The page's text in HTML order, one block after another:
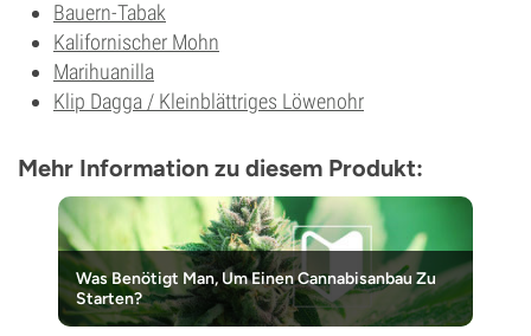
Bauern-Tabak
Kalifornischer Mohn
Marihuanilla
Klip Dagga / Kleinblättriges Löwenohr
Mehr Information zu diesem Produkt:
Was Benötigt Man, Um Einen Cannabisanbau Zu
Starten?